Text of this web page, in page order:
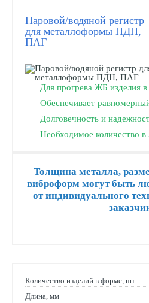
Паровой/водяной регистр
для металлоформы ПДН,
ПАГ
Для прогрева ЖБ изделия
Обеспечивает
Долговечность и
Необходимое количество
Толщина металла,
виброформ могут быть
от индивидуального
Количество изделий в форме, шт
Длина, мм